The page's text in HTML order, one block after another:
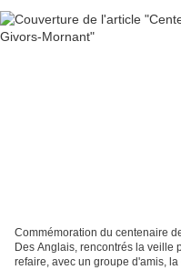
Commémoration du centenaire
Des Anglais, rencontrés la veille
refaire, avec un groupe d'amis,